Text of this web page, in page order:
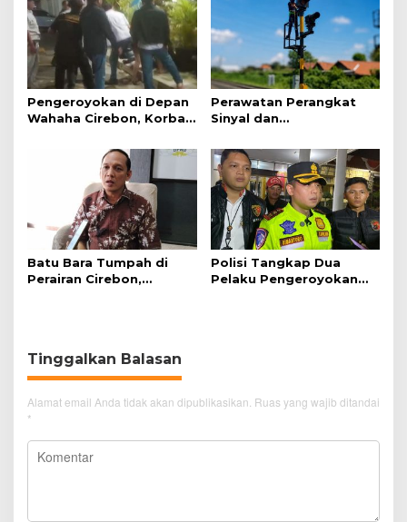
Pengeroyokan di Depan
Wahaha Cirebon, Korban
Perawatan Perangkat
Sinyal dan
Perjalanan Kereta Api
Batu Bara Tumpah di
Perairan Cirebon,
Polisi Tangkap Dua
Pelaku Pengeroyokan
Tinggalkan Balasan
Alamat email Anda tidak akan dipublikasikan. Ruas yang wajib ditandai
*